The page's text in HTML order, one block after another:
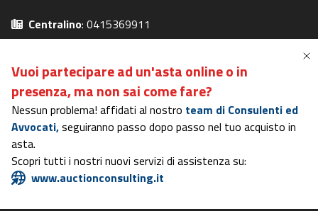
Centralino: 0415369911
Email: info@canaleaste.it
Privacy Policy
Cookie Policy
Preferenze Privacy
I miei diritti
Portale in possesso dei requisiti del DM 31/10/2006
Rating di Legalità AGCM
ISO 27001- ISO 37001
Vuoi partecipare ad un'asta online o in
presenza,ma non sai come fare?
Nessun problema! affidati al nostro team di Consulenti ed
Avvocati,seguiranno passo dopo passo nel tuo acquisto in
asta.
Scopri tutti i nostri nuovi servizi di assistenza su:
www.auctionconsulting.it